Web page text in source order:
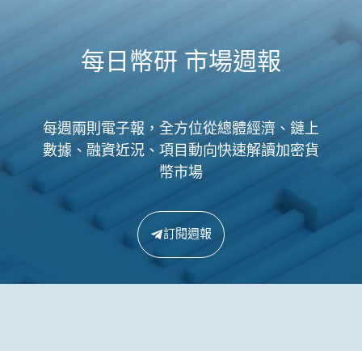
每日幣研 市場週報
每週兩則電子報，全方位從總體經濟、鏈上
數據、融資近況、項目動向快速解讀加密貨
幣市場
訂閱週報